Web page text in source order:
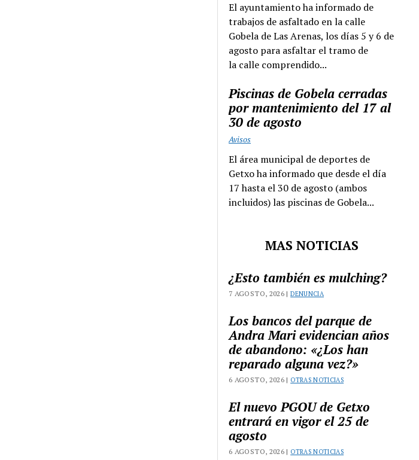
El ayuntamiento ha informado de
trabajos de asfaltado en la calle
Gobela de Las Arenas, los días 5 y 6 de
agosto para asfaltar el tramo de
la calle comprendido...
Piscinas de Gobela cerradas
por mantenimiento del 17 al
30 de agosto
Avisos
El área municipal de deportes de
Getxo ha informado que desde el día
17 hasta el 30 de agosto (ambos
incluidos) las piscinas de Gobela...
MAS NOTICIAS
¿Esto también es mulching?
7 AGOSTO, 2026 |DENUNCIA
Los bancos del parque de
Andra Mari evidencian años
de abandono: «¿Los han
reparado alguna vez?»
6 AGOSTO, 2026 | OTRAS NOTICIAS
El nuevo PGOU de Getxo
entrará en vigor el 25 de
agosto
6 AGOSTO, 2026 | OTRAS NOTICIAS